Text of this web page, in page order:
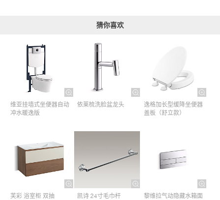
猜你喜欢
维亚挂墙式坐便器自动
冲水暖逸版
依莱梳洗脸盆龙头
逸格加长型缓降坐便器
盖板（舒立款）
芙彩 浴室柜 双抽
凯诗 24寸毛巾杆​
黎维拉气动隐藏水箱面